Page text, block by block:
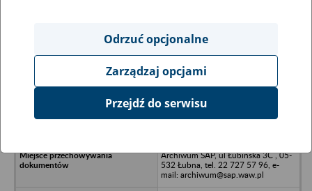
Ukryj wszystkie pozycje bazy
HTG Sp. z o.o. w likwidacji -
Archiwum SAP, ul Łubińska 3C , 05-
532 Łubna, tel. 22 727 57 96, e-
mail: archiwum@sap.waw.pl
Odrzuć opcjonalne
Zarządzaj opcjami
Przejdź do serwisu